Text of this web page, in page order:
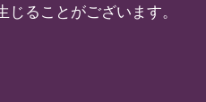
ることがございます。